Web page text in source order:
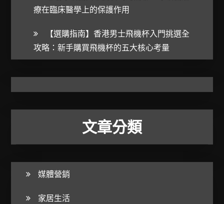
療在臨床醫學上的保護作用
【選購指南】香港男士飛機杯入門挑選全
攻略：新手購買飛機杯的五大核心考量
文章分類
媒體營銷
家居生活